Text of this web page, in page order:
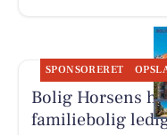
SPONSORERET
Bolig Horsens
familiebolig